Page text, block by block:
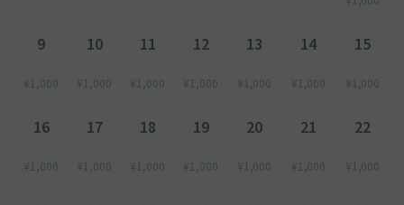
9
¥1,000
10
¥1,000
11
¥1,000
12
¥1,000
13
¥1,000
14
¥1,000
15
¥1,000
16
¥1,000
17
¥1,000
18
¥1,000
19
¥1,000
20
¥1,000
21
¥1,000
22
¥1,000